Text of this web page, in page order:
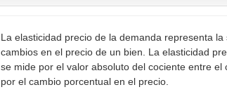
La elasticidad precio de la demanda representa
cambios en el precio de un bien. La elasticidad
se mide por el valor absoluto del cociente entre
por el cambio porcentual en el precio.